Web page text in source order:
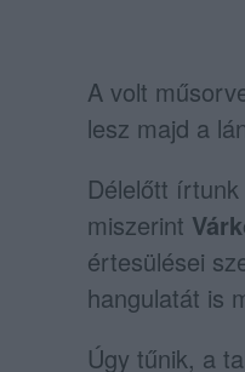
A volt
lesz majd a
Délelőtt
miszerint
értesülései
hangulatát is
Úgy tűnik, a